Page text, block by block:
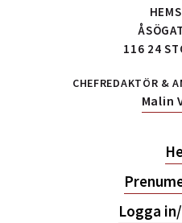
116 24
CHEFREDAKTÖR &
Malin
Logga